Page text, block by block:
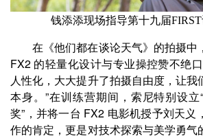
钱添添现场指导第十九届
在《他们都在谈论天气》的拍摄中
FX2 的轻量化设计与专业操控赞不绝
人性化，大大提升了拍摄自由度，让
本身。”在训练营期间，索尼特别设
奖”，并将一台 FX2 电影机授予刘天义
作的肯定，更是对技术探索与美学勇气